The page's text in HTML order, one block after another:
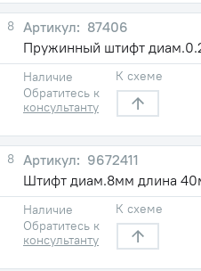
8
87406
Пружинный штифт
Наличие
Обратитесь к
консультанту
К схеме
8
9672411
Штифт диам.8мм длина
Наличие
Обратитесь к
консультанту
К схеме